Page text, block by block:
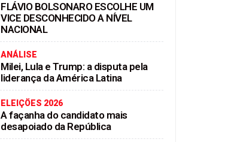
FLÁVIO BOLSONARO ESCOLHE UM
VICE DESCONHECIDO A NÍVEL
NACIONAL
ANÁLISE
Milei, Lula e Trump: a disputa pela
liderança da América Latina
ELEIÇÖES 2026
A façanha do candidato mais
desapoiado da República